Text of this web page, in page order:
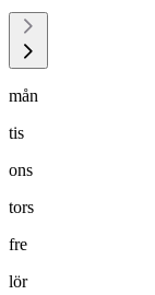
mån
tis
ons
tors
fre
lör